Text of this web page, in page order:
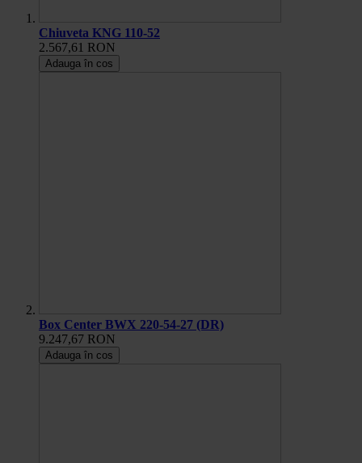
Chiuveta KNG 110-52
2.567,61 RON
Adauga în cos
Box Center BWX 220-54-27 (DR)
9.247,67 RON
Adauga în cos